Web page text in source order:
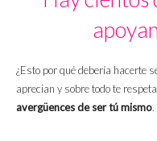
¿Esto por qué debería hacerte
aprecian y sobre todo te
avergüences de ser tú mismo.